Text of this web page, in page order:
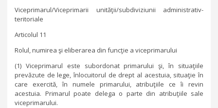
Viceprimarul/Viceprimarii unităţii/subdiviziunii administrativ-
teritoriale
Articolul 11
Rolul, numirea şi eliberarea din funcţie a viceprimarului
(1) Viceprimarul este subordonat primarului şi, în situaţiile
prevăzute de lege, înlocuitorul de drept al acestuia, situaţie în
care exercită, în numele primarului, atribuţiile ce îi revin
acestuia. Primarul poate delega o parte din atribuţiile sale
viceprimarului.